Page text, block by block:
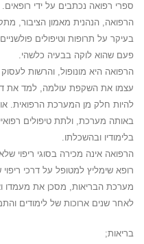
ספרי רפואה נכתבים על ידי רופאים.
הרפואה, הנהנית מאמון הציבור,
בעיקר על תרופות וטיפולים
פעם שהוא לוקה בבעיה כלשהי.
הרפואה היא מונופול, והרשות
עצמו את השקפת עולמה, למד את
להיות חלק מן המערכת הרפואית.
באותה מערכת, ולתת טיפולים
בלימודיו ובהשכלתו.
הרפואה אינה מכירה בסוגי ריפוי
רופא שימליץ למטופל על דרכי
מערכת הבריאות, מסכן את מעמדו
לאחר שנים ארוכות של לימודים
בריאות;